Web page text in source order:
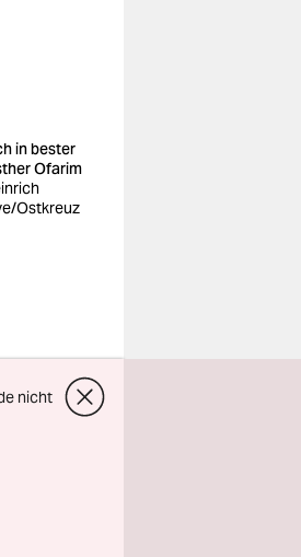
in bester
Ofarim
Ostkreuz
nicht